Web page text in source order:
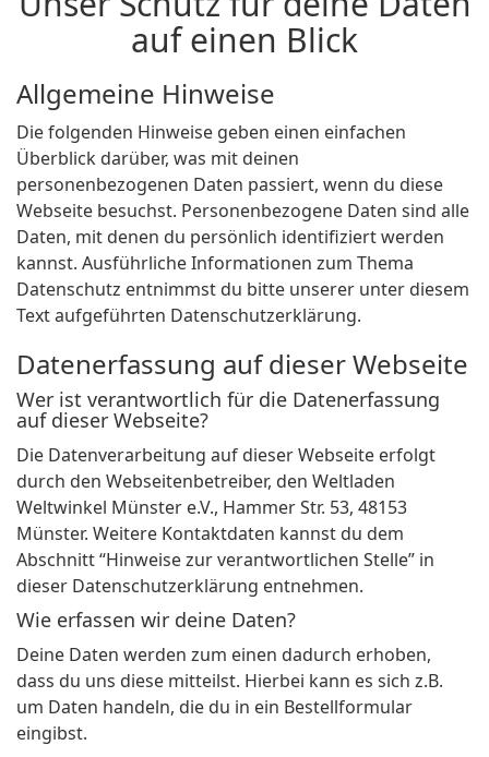
auf einen Blick
Allgemeine Hinweise
Die folgenden Hinweise geben einen einfachen
Überblick darüber, was mit deinen
personenbezogenen Daten passiert, wenn du diese
Webseite besuchst. Personenbezogene Daten sind alle
Daten, mit denen du persönlich identifiziert werden
kannst. Ausführliche Informationen zum Thema
Datenschutz entnimmst du bitte unserer unter diesem
Text aufgeführten Datenschutzerklärung.
Datenerfassung auf dieser Webseite
Wer ist verantwortlich für die Datenerfassung
auf dieser Webseite?
Die Datenverarbeitung auf dieser Webseite erfolgt
durch den Webseitenbetreiber, den Weltladen
Weltwinkel Münster e.V., Hammer Str. 53, 48153
Münster. Weitere Kontaktdaten kannst du dem
Abschnitt “Hinweise zur verantwortlichen Stelle” in
dieser Datenschutzerklärung entnehmen.
Wie erfassen wir deine Daten?
Deine Daten werden zum einen dadurch erhoben,
dass du uns diese mitteilst. Hierbei kann es sich z.B.
um Daten handeln, die du in ein Bestellformular
eingibst.